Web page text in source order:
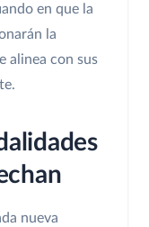
en que la
la
alinea con sus
nueva